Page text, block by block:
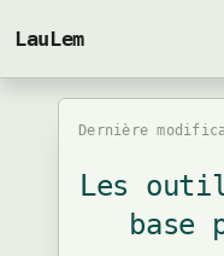
LauLem
Dernière
Les
base